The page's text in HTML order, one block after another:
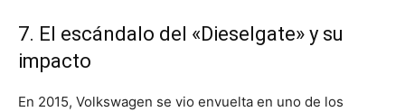
7. El escándalo del «Dieselgate» y su
impacto
En 2015, Volkswagen se vio envuelta en uno de los